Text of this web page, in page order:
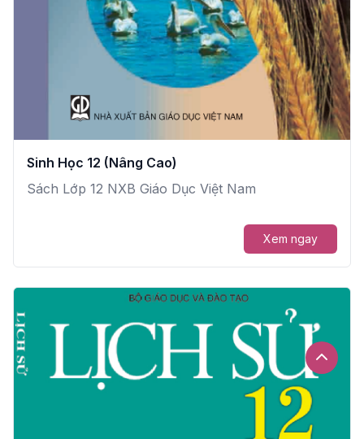
Sinh Học 12 (Nâng Cao)
Sách Lớp 12 NXB Giáo Dục Việt Nam
Xem ngay